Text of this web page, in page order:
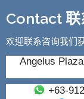
Contact 联
欢迎联系咨询我们
Angelus
+63-